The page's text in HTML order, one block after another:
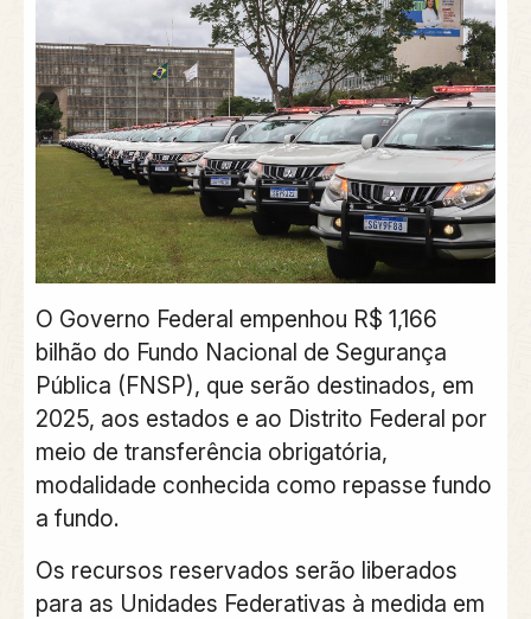
O Governo Federal empenhou R$ 1,166
bilhão do Fundo Nacional de Segurança
Pública (FNSP), que serão destinados, em
2025, aos estados e ao Distrito Federal por
meio de transferência obrigatória,
modalidade conhecida como repasse fundo
a fundo.
Os recursos reservados serão liberados
para as Unidades Federativas à medida em